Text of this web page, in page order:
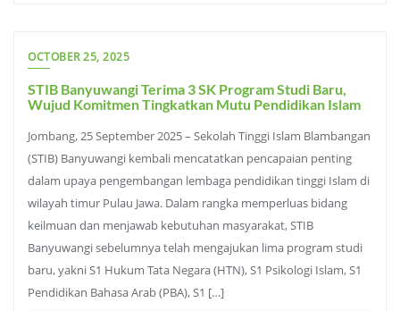
OCTOBER 25, 2025
STIB Banyuwangi Terima 3 SK Program Studi Baru,
Wujud Komitmen Tingkatkan Mutu Pendidikan Islam
Jombang, 25 September 2025 – Sekolah Tinggi Islam Blambangan
(STIB) Banyuwangi kembali mencatatkan pencapaian penting
dalam upaya pengembangan lembaga pendidikan tinggi Islam di
wilayah timur Pulau Jawa. Dalam rangka memperluas bidang
keilmuan dan menjawab kebutuhan masyarakat, STIB
Banyuwangi sebelumnya telah mengajukan lima program studi
baru, yakni S1 Hukum Tata Negara (HTN), S1 Psikologi Islam, S1
Pendidikan Bahasa Arab (PBA), S1 […]